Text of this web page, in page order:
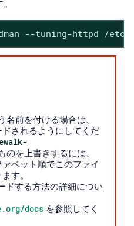
--tuning-httpd /
名前を付ける場合は、
されるようにしてくだ
のを上書きするには、
ベット順でこのファイ
す。
ドする方法の詳細につい
docs を参照してく